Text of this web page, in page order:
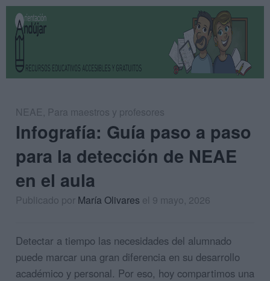
NEAE, Para maestros y profesores
Infografía: Guía paso a paso
para la detección de NEAE
en el aula
Publicado por María Olivares el 9 mayo, 2026
Detectar a tiempo las necesidades del alumnado
puede marcar una gran diferencia en su desarrollo
académico y personal. Por eso, hoy compartimos una